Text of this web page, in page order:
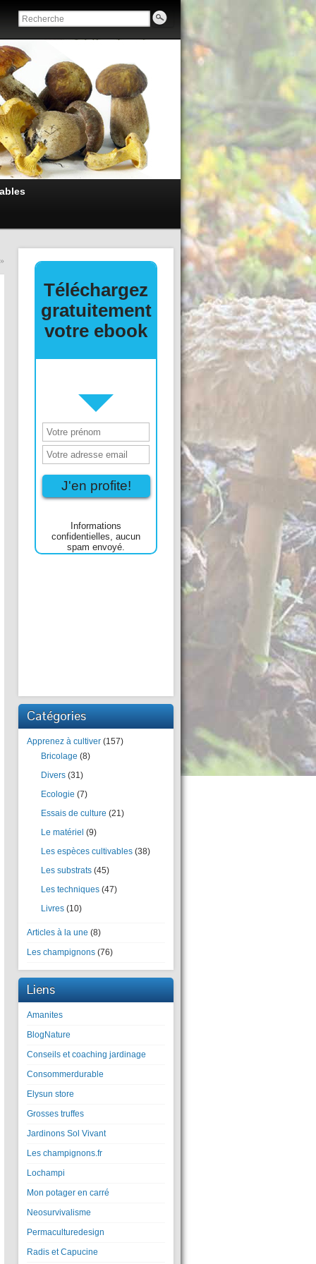
»
Catégories
Apprenez à cultiver (157)
Bricolage (8)
Divers (31)
Ecologie (7)
Essais de culture (21)
Le matériel (9)
Les espèces cultivables (38)
Les substrats (45)
Les techniques (47)
Livres (10)
Articles à la une (8)
Les champignons (76)
Liens
Amanites
BlogNature
Conseils et coaching jardinage
Consommerdurable
Elysun store
Grosses truffes
Jardinons Sol Vivant
Les champignons.fr
Lochampi
Mon potager en carré
Neosurvivalisme
Permaculturedesign
Radis et Capucine